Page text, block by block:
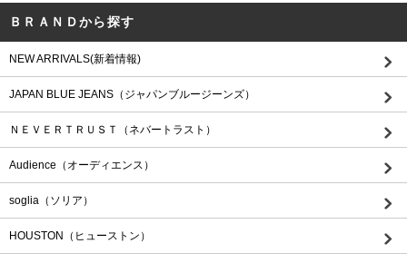
ＢＲＡＮＤから探す
NEW ARRIVALS(新着情報)
JAPAN BLUE JEANS（ジャパンブルージーンズ）
ＮＥＶＥＲＴＲＵＳＴ（ネバートラスト）
Audience（オーディエンス）
soglia（ソリア）
HOUSTON（ヒューストン）